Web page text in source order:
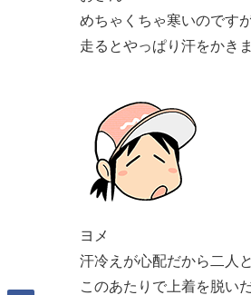
めちゃくちゃ寒いのです
走るとやっぱり汗をかき
ヨメ
汗冷えが心配だから二人
このあたりで上着を脱い